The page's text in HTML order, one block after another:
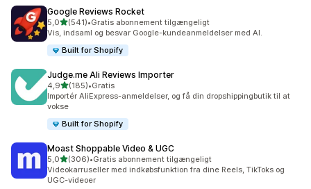
Google Reviews Rocket
5,0ud af 5 stjerner
(541)
541 anmeldelser i alt
•Gratis abonnement tilgængeligt
Vis, indsaml og besvar Google-kundeanmeldelser med AI.
Built for Shopify
Judge.me Ali Reviews Importer
4,9ud af 5 stjerner
(185)
185 anmeldelser i alt
•Gratis
Importér AliExpress-anmeldelser, og få din dropshippingbutik til at
vokse
Built for Shopify
Moast Shoppable Video & UGC
5,0ud af 5 stjerner
(306)
306 anmeldelser i alt
•Gratis abonnement tilgængeligt
Videokarruseller med indkøbsfunktion fra dine Reels, TikToks og
UGC-videoer